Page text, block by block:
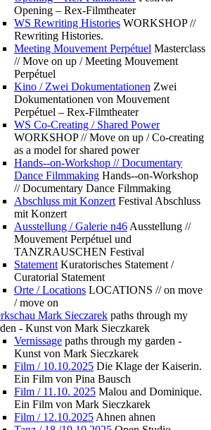
Opening – Rex-Filmtheater
WS Rewriting Histories WORKSHOP //
Rewriting Histories.
Meeting Mouvement Perpétuel Masterclass
// Move on up / Meeting Mouvement
Perpétuel
Kino / Zwei Dokumentationen Zwei
Dokumentationen von Mouvement
Perpétuel – Rex-Filmtheater
WS Co-Creating / Shared Power
WORKSHOP // Move on up / Co-creating
as a model for shared power
Hands--on-Workshop // Documentary
Dance Filmmaking Hands--on-Workshop
// Documentary Dance Filmmaking
Abschluss mit Konzert Festival Abschluss
mit Konzert
Ausstellung / Galerie n46 Ausstellung //
Mouvement Perpétuel und
TANZRAUSCHEN Festival
Statement Kuratorisches Statement /
Curatorial Statement
Orte / Locations LOCATIONS // on move
/ move on
Mark Sieczarek paths through my
- Kunst von Mark Sieczkarek
Vernissage paths through my garden -
Kunst von Mark Sieczkarek
Film / 10.10.2025 Die Klage der Kaiserin.
Ein Film von Pina Bausch
Film / 11.10. 2025 Malou and Dominique.
Ein Film von Mark Sieczkarek
Film / 12.10.2025 Ahnen ahnen